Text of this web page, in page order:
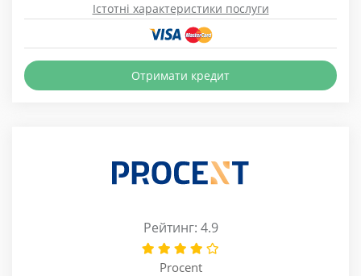
Істотні характеристики послуги
Отримати кредит
Рейтинг: 4.9
Procent